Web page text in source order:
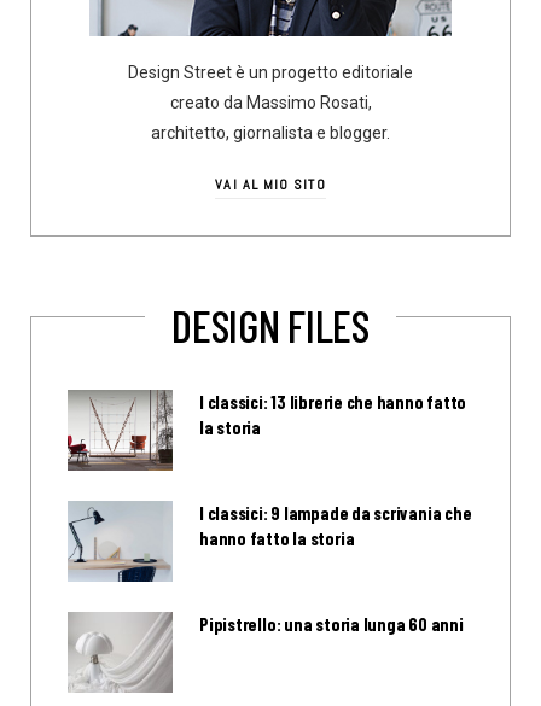
Design Street è un progetto editoriale
creato da Massimo Rosati,
architetto, giornalista e blogger.
VAI AL MIO SITO
DESIGN FILES
I classici: 13 librerie che hanno fatto
la storia
I classici: 9 lampade da scrivania che
hanno fatto la storia
Pipistrello: una storia lunga 60 anni